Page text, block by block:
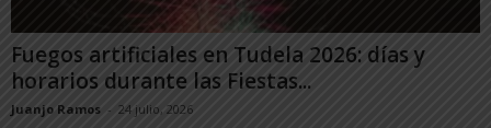
Fuegos artificiales en Tudela 2026: días y
horarios durante las Fiestas...
Juanjo Ramos - 24 julio, 2026